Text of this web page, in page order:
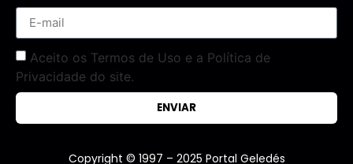
Aceito os Termos de Uso e a Política de
Privacidade do site.
ENVIAR
Copyright © 1997 – 2025 Portal Geledés